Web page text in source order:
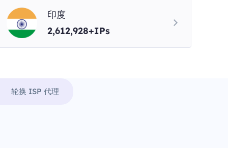
印度
2,612,928+IPs
轮换 ISP 代理